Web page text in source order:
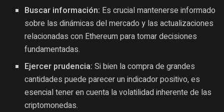
Buscar información: Es crucial mantenerse informado
sobre las dinámicas del mercado y las actualizaciones
relacionadas con Ethereum para tomar decisiones
fundamentadas.
Ejercer prudencia: Si bien la compra de grandes
cantidades puede parecer un indicador positivo, es
esencial tener en cuenta la volatilidad inherente de las
criptomonedas.